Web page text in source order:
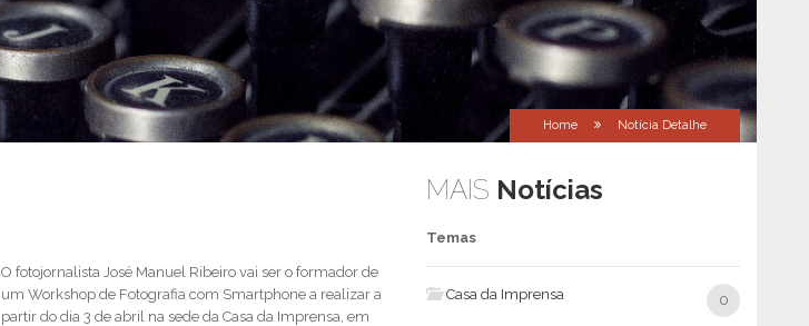
Home Notícia Detalhe
O fotojornalista José Manuel Ribeiro vai ser o formador de
um Workshop de Fotografia com Smartphone a realizar a
partir do dia 3 de abril na sede da Casa da Imprensa, em
MAIS Notícias
Temas
Casa da Imprensa 0